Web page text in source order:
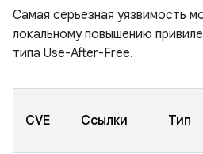
Самая серьезная уязвимость
локальному повышению
типа Use-After-Free.
CVE Ссылки Тип